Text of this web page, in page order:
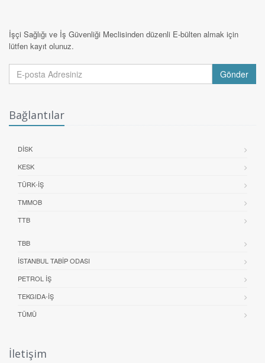
İşçi Sağlığı ve İş Güvenliği Meclisinden düzenli E-bülten almak için
lütfen kayıt olunuz.
Gönder
Bağlantılar
DİSK
KESK
TÜRK-İŞ
TMMOB
TTB
TBB
İSTANBUL TABIP ODASI
PETROL İŞ
TEKGIDA-İŞ
TÜMÜ
İletişim